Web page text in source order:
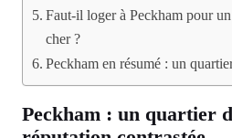
Faut-il loger à Peckham pour
cher ?
Peckham en résumé : un
Peckham : un quartier